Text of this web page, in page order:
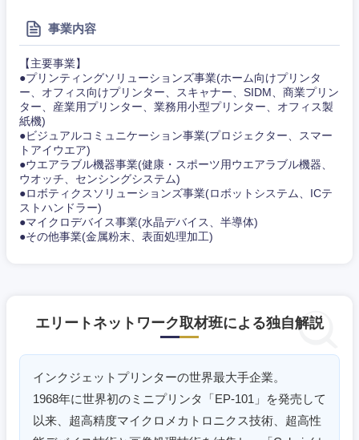
事業内容
【主要事業】
●プリンティングソリューションズ事業(ホーム向けプリンタ
ー、オフィス向けプリンター、スキャナー、SIDM、商業プリン
ター、産業用プリンター、業務用小型プリンター、オフィス製
紙機)
●ビジュアルコミュニケーション事業(プロジェクター、スマー
トアイウエア)
●ウエアラブル機器事業(健康・スポーツ用ウエアラブル機器、
ウオッチ、センシングシステム)
●ロボティクスソリューションズ事業(ロボットシステム、ICテ
ストハンドラー)
●マイクロデバイス事業(水晶デバイス、半導体)
●その他事業(金属粉末、表面処理加工)
エリートネットワーク取材班による独自解説
インクジェットプリンターの世界最大手企業。
1968年に世界初のミニプリンタ「EP-101」を発売して
以来、超高精度マイクロメカトロニクス技術、超高性